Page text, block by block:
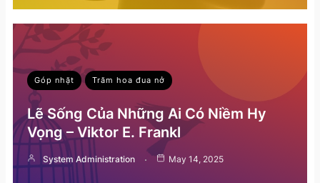
Góp nhặt Trăm hoa đua nở
Lẽ Sống Của Những Ai Có Niềm Hy
Vọng – Viktor E. Frankl
System Administration May 14, 2025